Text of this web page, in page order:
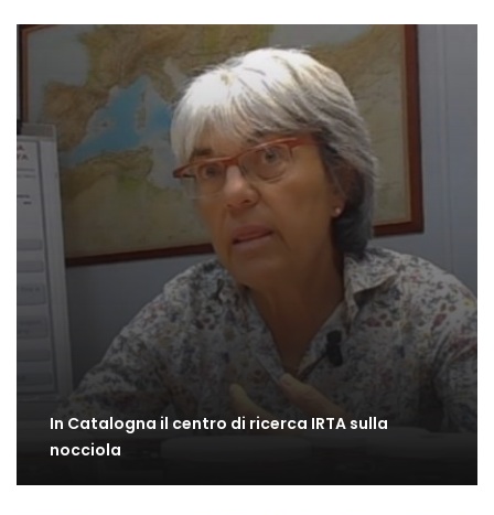
In Catalogna il centro di ricerca IRTA sulla
nocciola